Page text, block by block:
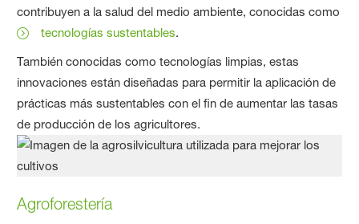
contribuyen a la salud del medio ambiente, conocidas como
tecnologías sustentables.
También conocidas como tecnologías limpias, estas
innovaciones están diseñadas para permitir la aplicación de
prácticas más sustentables con el fin de aumentar las tasas
de producción de los agricultores.
Agroforestería